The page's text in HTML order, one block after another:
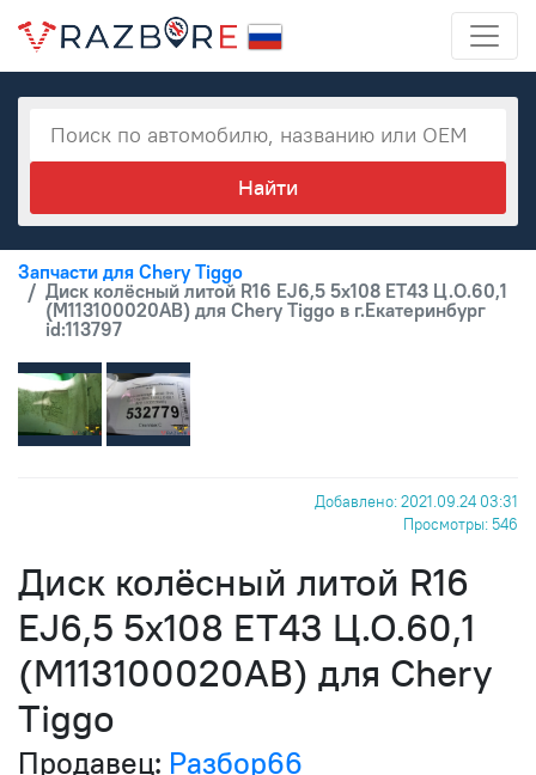
Запчасти для Chery Tiggo
Диск колёсный литой R16 EJ6,5 5x108 ET43 Ц.О.60,1
(M113100020AB) для Chery Tiggo в г.Екатеринбург
id:113797
Добавлено: 2021.09.24 03:31
Просмотры: 546
Диск колёсный литой R16
EJ6,5 5x108 ET43 Ц.О.60,1
(M113100020AB) для Chery
Tiggo
Продавец: Разбор66